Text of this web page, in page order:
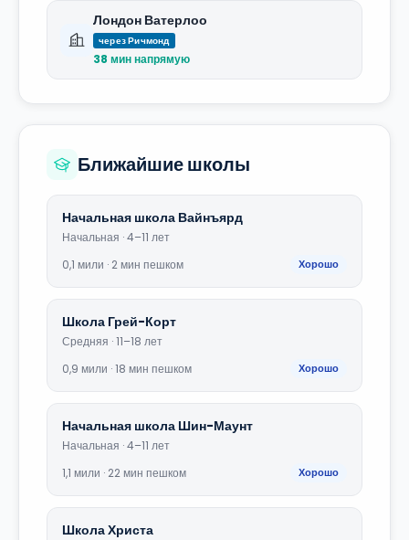
Лондон Ватерлоо
через Ричмонд
38 мин напрямую
Ближайшие школы
Начальная школа Вайнъярд
Начальная · 4–11 лет
0,1 мили · 2 мин пешком
Хорошо
Школа Грей-Корт
Средняя · 11–18 лет
0,9 мили · 18 мин пешком
Хорошо
Начальная школа Шин-Маунт
Начальная · 4–11 лет
1,1 мили · 22 мин пешком
Хорошо
Школа Христа